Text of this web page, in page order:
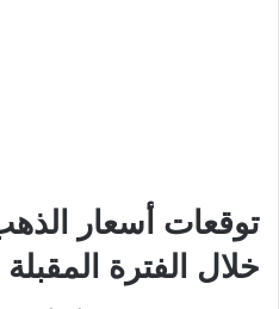
توقعات أسعار
خلال الفترة المقبلة